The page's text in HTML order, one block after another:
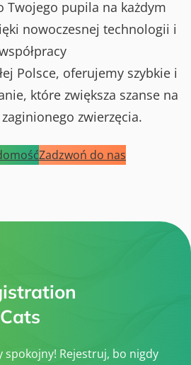
Twojego pupila na każdym
nowoczesnej technologii i
Polsce, oferujemy szybkie i
które zwiększa szanse na
zwierzęcia.
Zadzwoń do nas
spokojny! Rejestruj, bo nigdy